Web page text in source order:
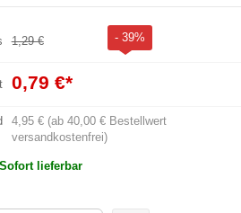
1,29 € - 39%
0,79 €*
4,95 € (ab 40,00 € Bestellwert
versandkostenfrei)
Sofort lieferbar